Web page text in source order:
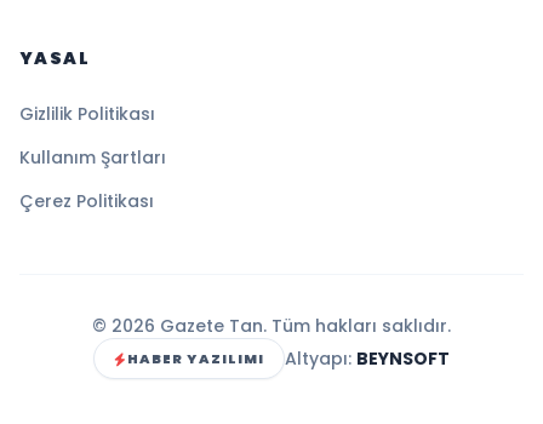
YASAL
Gizlilik Politikası
Kullanım Şartları
Çerez Politikası
© 2026 Gazete Tan. Tüm hakları saklıdır.
HABER YAZILIMI Altyapı: BEYNSOFT